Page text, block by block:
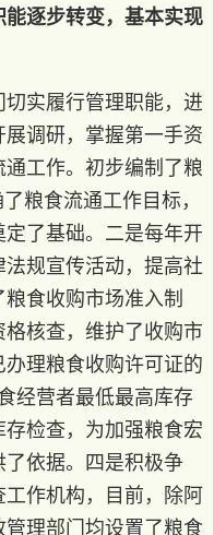
能逐步转变，基本实现
实履行管理职能，进
调研，掌握第一手资
工作。初步编制了粮
粮食流通工作目标，
了基础。二是每年开
规宣传活动，提高社
食收购市场准入制
核查，维护了收购市
理粮食收购许可证的
经营者最低最高库存
检查，为加强粮食宏
依据。四是积极争
作机构，目前，除阿
理部门均设置了粮食